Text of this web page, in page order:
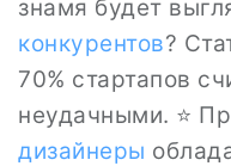
знамя будет
конкурентов?
70% стартапов
неудачными. ⭐
дизайнеры